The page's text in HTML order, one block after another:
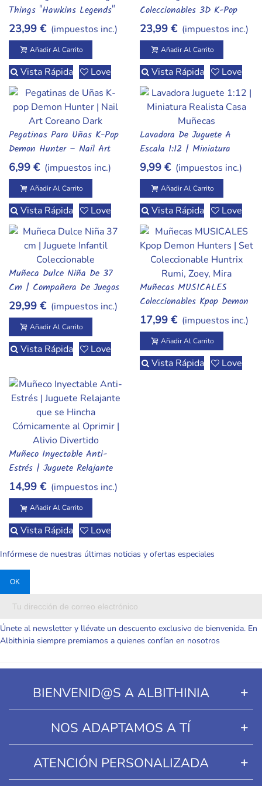
Things "Hawkins Legends"
– Colección De Lujo Con
Detalles De Alta Precisión
23,99 € (impuestos inc.)
Añadir Al Carrito
Vista Rápida Love
Coleccionables 3D K-Pop
Demon Hunter – Pack
Edición Especial "Night
Hunters"
23,99 € (impuestos inc.)
Añadir Al Carrito
Vista Rápida Love
Añadir Al Carrito
Pegatinas Para Uñas K-Pop
Demon Hunter – Nail Art
Stickers Aesthetic Edición
Limitada
6,99 € (impuestos inc.)
Añadir Al Carrito
Vista Rápida Love
Añadir Al Carrito
Lavadora De Juguete A
Escala 1:12 | Miniatura
Realista Para Casa De
Muñecas | Accesorio De
Electrodoméstico
9,99 € (impuestos inc.)
Añadir Al Carrito
Vista Rápida Love
Añadir Al Carrito
Muñeca Dulce Niña De 37
Cm | Compañera De Juegos
Suave Y Realista | Colección
Infantil
29,99 € (impuestos inc.)
Añadir Al Carrito
Vista Rápida Love
Añadir Al Carrito
Muñecas MUSICALES
Coleccionables Kpop Demon
Hunters | Set Huntrix
(Rumi, Zoey Y Mira) |
Figuras De Moda Oficiales
17,99 € (impuestos inc.)
Añadir Al Carrito
Vista Rápida Love
Añadir Al Carrito
Muñeco Inyectable Anti-
Estrés | Juguete Relajante
Que Se Hincha
Cómicamente Al Oprimir |
Alivio Divertido
14,99 € (impuestos inc.)
Añadir Al Carrito
Vista Rápida Love
Infórmese de nuestras últimas noticias y ofertas especiales
Únete al newsletter y llévate un descuento exclusivo de bienvenida. En
Albithinia siempre premiamos a quienes confían en nosotros
BIENVENID@S A ALBITHINIA
NOS ADAPTAMOS A TÍ
ATENCIÓN PERSONALIZADA